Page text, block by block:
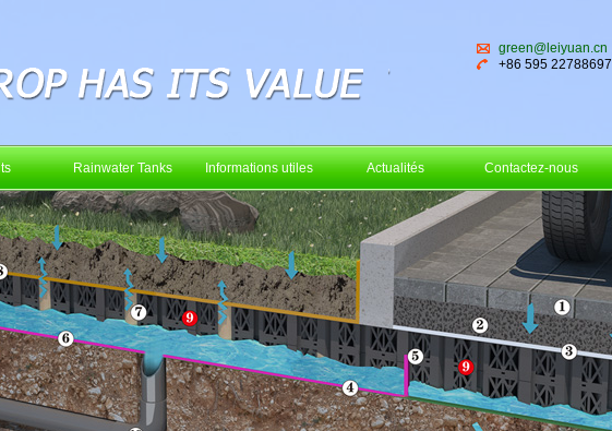
green@leiyuan.cn
+86 595 22788697
Rainwater Tanks Informations utiles Actualités Contactez-nous